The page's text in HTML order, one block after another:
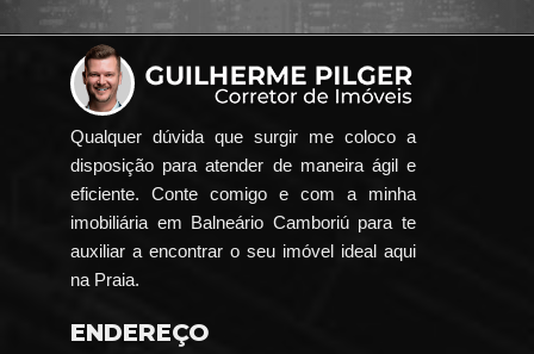
Qualquer dúvida que surgir me coloco a
disposição para atender de maneira ágil e
eficiente. Conte comigo e com a minha
imobiliária em Balneário Camboriú para te
auxiliar a encontrar o seu imóvel ideal aqui
na Praia.
ENDEREÇO